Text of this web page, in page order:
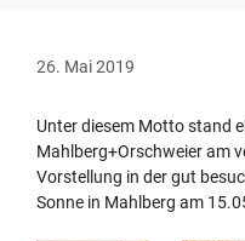
26. Mai 2019
Unter diesem Motto stand
Mahlberg+Orschweier am
Vorstellung in der gut
Sonne in Mahlberg am